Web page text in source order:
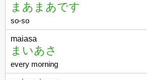
まあまあです
so-so
maiasa
まいあさ
every morning